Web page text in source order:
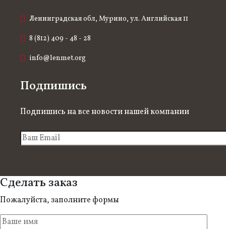
Ленинградская обл, Мурино, ул. Английская 11
8 (812) 409 - 48 - 28
info@lenmet.org
Подпишись
Подпишись на все новости нашей компании
Сделать заказ
Пожалуйста, заполните формы